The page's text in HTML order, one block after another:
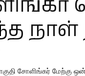
கட்சி
நாள்
சோளிங்கர் மேற்கு